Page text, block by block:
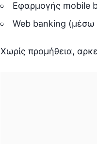
Εφαρμογής mobile
Web banking (μέσω
Χωρίς προμήθεια,